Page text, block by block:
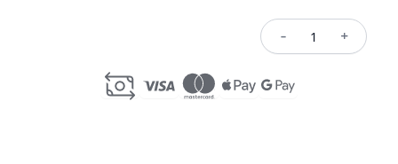
-
Remote
Visa
+